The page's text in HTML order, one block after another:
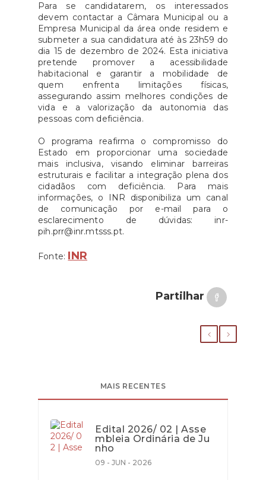
Para se candidatarem, os interessados
devem contactar a Câmara Municipal ou a
Empresa Municipal da área onde residem e
submeter a sua candidatura até às 23h59 do
dia 15 de dezembro de 2024. Esta iniciativa
pretende promover a acessibilidade
habitacional e garantir a mobilidade de
quem enfrenta limitações físicas,
assegurando assim melhores condições de
vida e a valorização da autonomia das
pessoas com deficiência.
O programa reafirma o compromisso do
Estado em proporcionar uma sociedade
mais inclusiva, visando eliminar barreiras
estruturais e facilitar a integração plena dos
cidadãos com deficiência. Para mais
informações, o INR disponibiliza um canal
de comunicação por e-mail para o
esclarecimento de dúvidas: inr-
pih.prr@inr.mtsss.pt.
Fonte: INR
Partilhar
MAIS RECENTES
Edital 2026/ 02 | Asse
mbleia Ordinária de Ju
nho
09 - JUN - 2026